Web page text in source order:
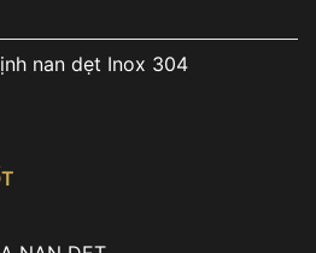
nan dẹt Inox 304